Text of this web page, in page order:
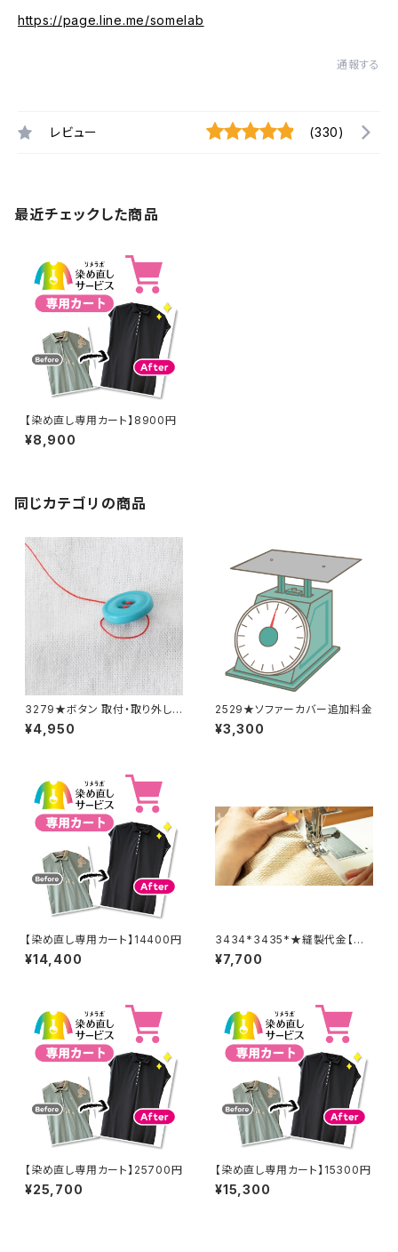
https://page.line.me/somelab
通報する
レビュー (330)
最近チェックした商品
【染め直し専用カート】8900円
¥8,900
同じカテゴリの商品
3279★ボタン 取付・取り外し
料金(15個分)
¥4,950
2529★ソファーカバー追加料金
¥3,300
【染め直し専用カート】14400円
¥14,400
3434*3435*★縫製代金【バッ
クル取り外し取り付け 2着合
計分】
¥7,700
【染め直し専用カート】25700円
¥25,700
【染め直し専用カート】15300円
¥15,300